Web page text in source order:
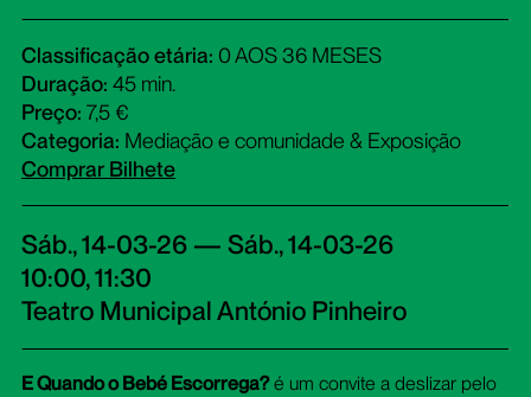
Classificação etária: 0 AOS 36 MESES
Duração: 45 min.
Preço: 7,5 €
Categoria: Mediação e comunidade & Exposição
Comprar Bilhete
Sáb., 14-03-26 — Sáb., 14-03-26
10:00, 11:30
Teatro Municipal António Pinheiro
E Quando o Bebé Escorrega?é um convite a deslizar pelo